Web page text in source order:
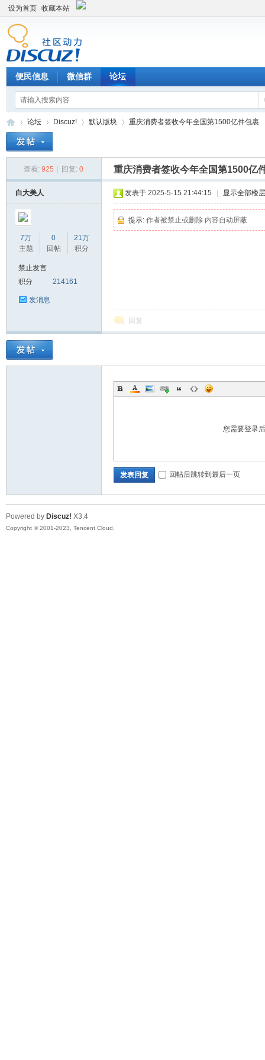
设为首页 收藏本站
便民信息 微信群 论坛
Bo
论坛
›
Discuz!
›
默认版块
›
重庆消费者签收今年全国第1500亿件包裹
查看: 925 回复: 0 重庆消费者签收今年全国第1500亿
白大美人
7万
主题
0
回帖
21万
积分
禁止发言
积分
214161
发消息
发表于 2025-5-15 21:44:15 显示全部楼层
提示: 作者被禁止或删除 内容自动屏蔽
回复
您需要登录
发表回复 回帖后跳转到最后一页
Powered by Discuz! X3.4
Copyright © 2001-2023, Tencent Cloud.